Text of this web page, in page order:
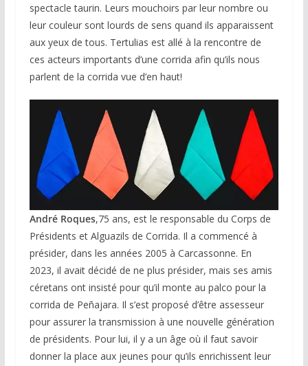
spectacle taurin. Leurs mouchoirs par leur nombre ou
leur couleur sont lourds de sens quand ils apparaissent
aux yeux de tous. Tertulias est allé à la rencontre de
ces acteurs importants d’une corrida afin qu’ils nous
parlent de la corrida vue d’en haut!
André Roques,75 ans, est le responsable du Corps de
Présidents et Alguazils de Corrida. Il a commencé à
présider, dans les années 2005 à Carcassonne. En
2023, il avait décidé de ne plus présider, mais ses amis
céretans ont insisté pour qu’il monte au palco pour la
corrida de Peñajara. Il s’est proposé d’être assesseur
pour assurer la transmission à une nouvelle génération
de présidents. Pour lui, il y a un âge où il faut savoir
donner la place aux jeunes pour qu’ils enrichissent leur